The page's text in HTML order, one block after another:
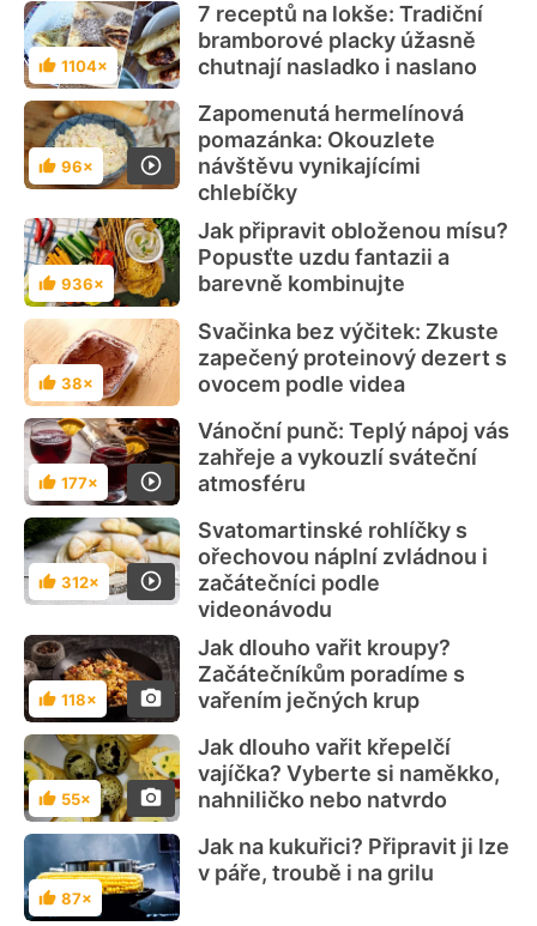
Hodnocení
1104×
7 receptů na lokše: Tradiční
bramborové placky úžasně
chutnají nasladko i naslano
Hodnocení
96×
Zapomenutá hermelínová
pomazánka: Okouzlete
návštěvu vynikajícími
chlebíčky
Hodnocení
936×
Jak připravit obloženou mísu?
Popusťte uzdu fantazii a
barevně kombinujte
Hodnocení
38×
Svačinka bez výčitek: Zkuste
zapečený proteinový dezert s
ovocem podle videa
Hodnocení
177×
Vánoční punč: Teplý nápoj vás
zahřeje a vykouzlí sváteční
atmosféru
Hodnocení
312×
Svatomartinské rohlíčky s
ořechovou náplní zvládnou i
začátečníci podle
videonávodu
Hodnocení
118×
Jak dlouho vařit kroupy?
Začátečníkům poradíme s
vařením ječných krup
Hodnocení
55×
Jak dlouho vařit křepelčí
vajíčka? Vyberte si naměkko,
nahniličko nebo natvrdo
Hodnocení
87×
Jak na kukuřici? Připravit ji lze
v páře, troubě i na grilu